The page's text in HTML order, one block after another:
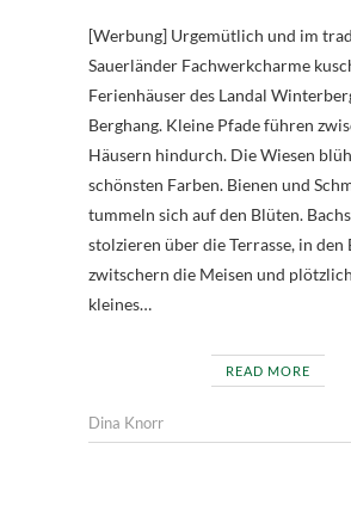
[Werbung] Urgemütlich und im traditionellen
Sauerländer Fachwerkcharme
Ferienhäuser des Landal
Berghang. Kleine Pfade führen
Häusern hindurch. Die Wiesen
schönsten Farben. Bienen und
tummeln sich auf den Blüten.
stolzieren über die Terrasse, in den
zwitschern die Meisen und
kleines…
READ MORE
Dina Knorr